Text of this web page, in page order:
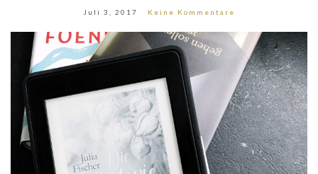
Juli 3, 2017 Keine Kommentare